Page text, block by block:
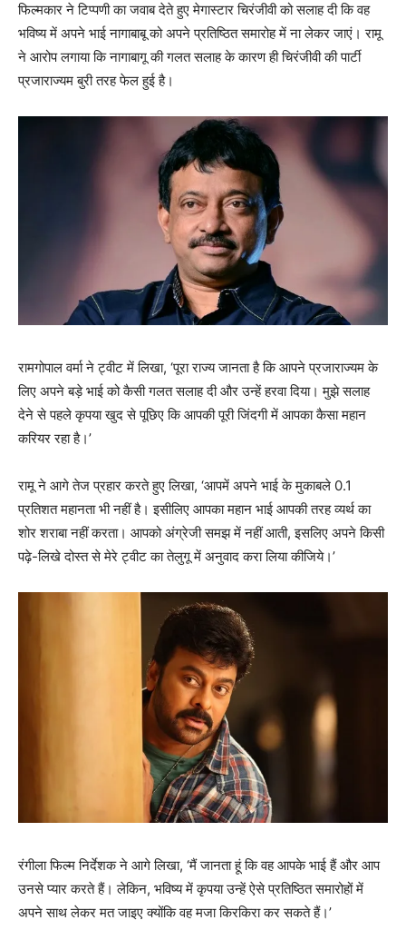
फिल्‍मकार ने टिप्‍पणी का जवाब देते हुए मेगास्‍टार चिरंजीवी को सलाह दी कि वह
भविष्‍य में अपने भाई नागाबाबू को अपने प्रतिष्‍ठित समारोह में ना लेकर जाएं। रामू
ने आरोप लगाया कि नागाबागू की गलत सलाह के कारण ही चिरंजीवी की पार्टी
प्रजाराज्‍यम बुरी तरह फेल हुई है।
रामगोपाल वर्मा ने ट्वीट में लिखा, ‘पूरा राज्य जानता है कि आपने प्रजाराज्यम के
लिए अपने बड़े भाई को कैसी गलत सलाह दी और उन्हें हरवा दिया। मुझे सलाह
देने से पहले कृपया खुद से पूछिए कि आपकी पूरी जिंदगी में आपका कैसा महान
करियर रहा है।’
रामू ने आगे तेज प्रहार करते हुए लिखा, ‘आपमें अपने भाई के मुकाबले 0.1
प्रतिशत महानता भी नहीं है। इसीलिए आपका महान भाई आपकी तरह व्यर्थ का
शोर शराबा नहीं करता। आपको अंग्रेजी समझ में नहीं आती, इसलिए अपने किसी
पढ़े-लिखे दोस्त से मेरे ट्वीट का तेलुगू में अनुवाद करा लिया कीजिये।’
रंगीला फिल्‍म निर्देशक ने आगे लिखा, ‘मैं जानता हूं कि वह आपके भाई हैं और आप
उनसे प्यार करते हैं। लेकिन, भविष्य में कृपया उन्हें ऐसे प्रतिष्ठित समारोहों में
अपने साथ लेकर मत जाइए क्योंकि वह मजा किरकिरा कर सकते हैं।’